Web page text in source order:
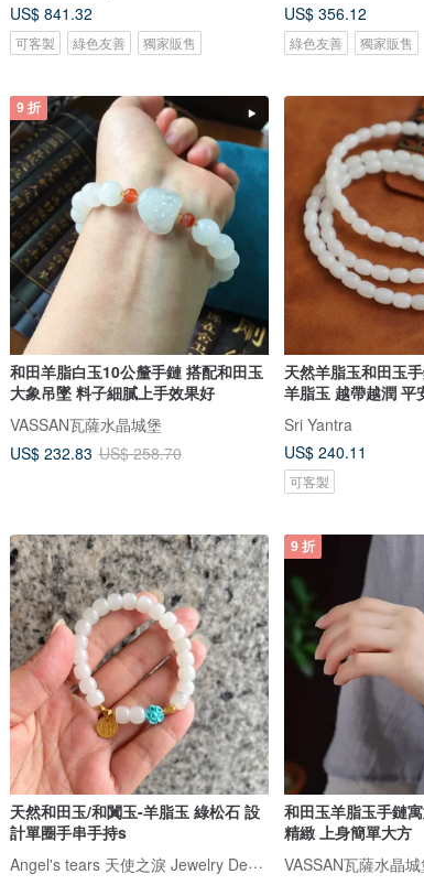
US$ 841.32
可客製 綠色友善 獨家販售
US$ 356.12
綠色友善 獨家販售
9 折
和田羊脂白玉10公釐手鏈 搭配和田玉
大象吊墜 料子細膩上手效果好
VASSAN瓦薩水晶城堡
US$ 232.83 US$ 258.70
天然羊脂玉和田玉
羊脂玉 越帶越潤 平
Sri Yantra
US$ 240.11
可客製
天然和田玉/和闐玉-羊脂玉 綠松石 設
計單圈手串手持s
Angel's tears 天使之淚 Jewelry Design
9 折
和田玉羊脂玉手鏈
精緻 上身簡單大方
VASSAN瓦薩水晶城